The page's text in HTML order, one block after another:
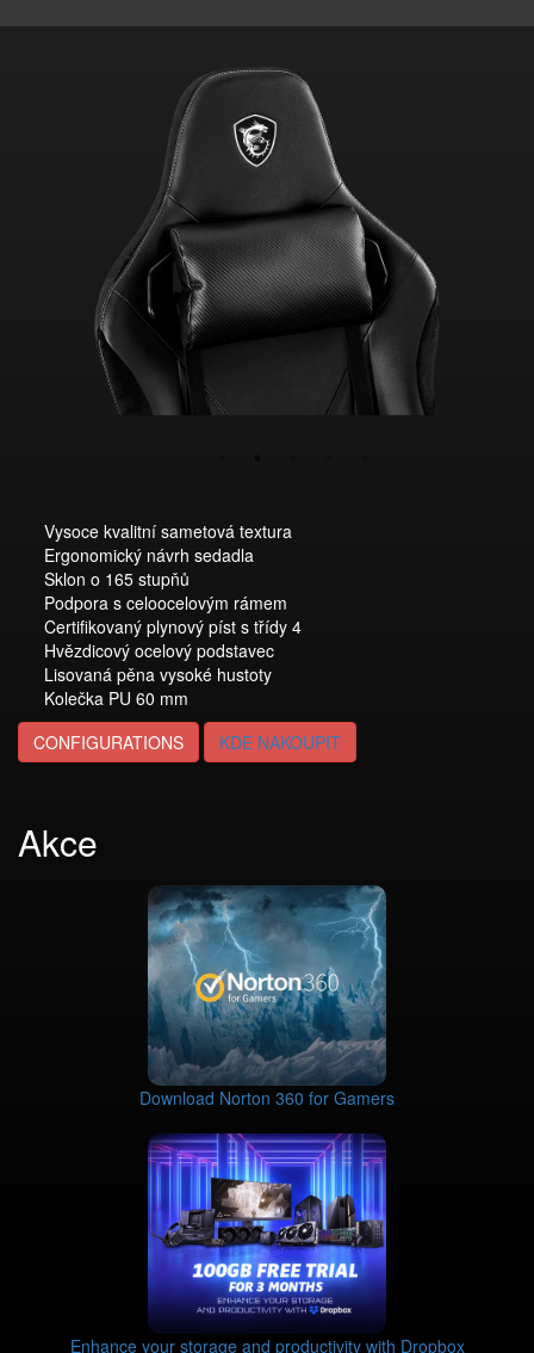
Vysoce kvalitní sametová textura
Ergonomický návrh sedadla
Sklon o 165 stupňů
Podpora s celoocelovým rámem
Certifikovaný plynový píst s třídy 4
Hvězdicový ocelový podstavec
Lisovaná pěna vysoké hustoty
Kolečka PU 60 mm
CONFIGURATIONS
KDE NAKOUPIT
Akce
Download Norton 360 for Gamers
Enhance your storage and productivity with Dropbox